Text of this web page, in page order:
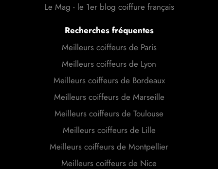
Le Mag - le 1er blog coiffure français
Recherches fréquentes
Meilleurs coiffeurs de Paris
Meilleurs coiffeurs de Lyon
Meilleurs coiffeurs de Bordeaux
Meilleurs coiffeurs de Marseille
Meilleurs coiffeurs de Toulouse
Meilleurs coiffeurs de Lille
Meilleurs coiffeurs de Montpellier
Meilleurs coiffeurs de Nice